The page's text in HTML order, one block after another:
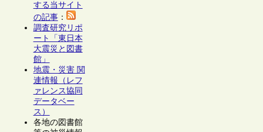
する当サイト
の記事：
調査研究リポ
ート「東日本
大震災と図書
館」
地震・災害 関
連情報（レフ
ァレンス協同
データベー
ス）
各地の図書館